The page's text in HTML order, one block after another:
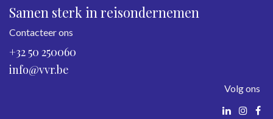
Samen sterk in reisondernemen
Contacteer ons
+32 50 250060
info@vvr.be
Volg ons